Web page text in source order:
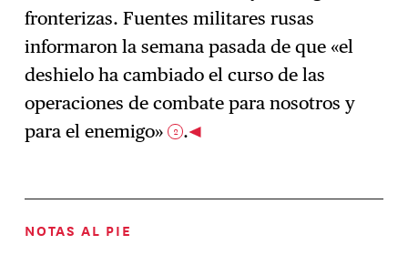
fronterizas. Fuentes militares rusas
informaron la semana pasada de que «el
deshielo ha cambiado el curso de las
operaciones de combate para nosotros y
para el enemigo» 2 .
NOTAS AL PIE